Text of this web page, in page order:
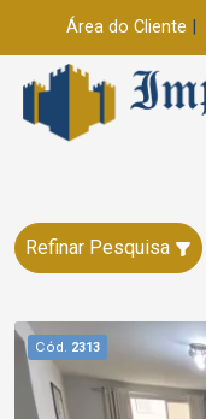
Área do Cliente
Refinar Pesquisa
Cód. 2313